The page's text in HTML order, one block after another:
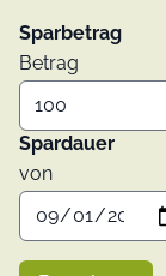
Sparbetrag
Betrag
Spardauer
von